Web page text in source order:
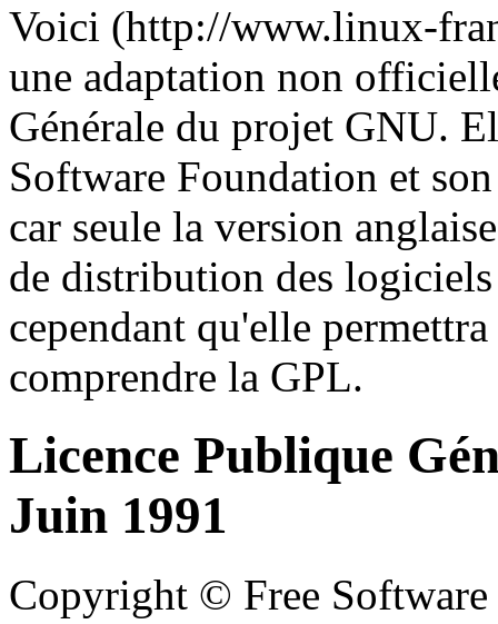
Voici (http://www.linux-
une adaptation non
Générale du projet GNU.
Software Foundation et
car seule la version
de distribution des
cependant qu'elle
comprendre la GPL.
Licence Publique
Juin 1991
Copyright © Free